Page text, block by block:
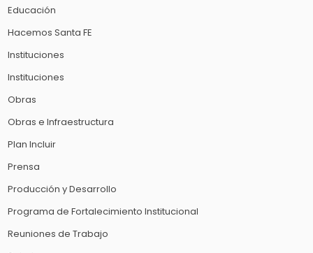
Educación
Hacemos Santa FE
Instituciones
Instituciones
Obras
Obras e Infraestructura
Plan Incluir
Prensa
Producción y Desarrollo
Programa de Fortalecimiento Institucional
Reuniones de Trabajo